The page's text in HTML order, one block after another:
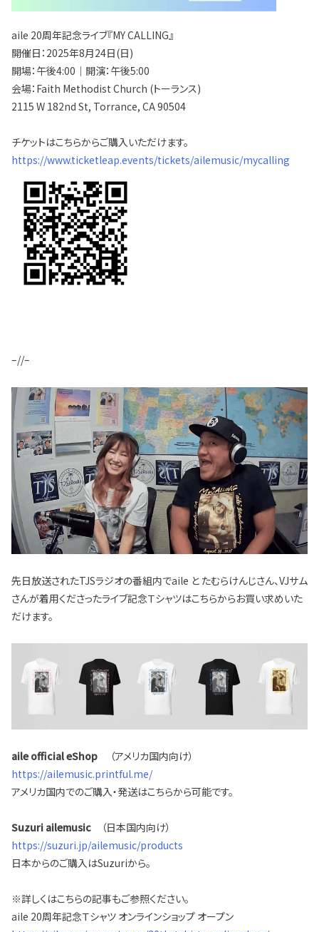
aile 20周年記念ライブ『MY CALLING』
開催日：2025年8月24日(日)
開場：午後4:00｜開演：午後5:00
会場：Faith Methodist Church (トーランス)
2115 W 182nd St, Torrance, CA 90504
チケットはこちらからご購入いただけます。
https://www.ticketleap.events/tickets/ailemusic/mycalling
–//–
先日放送されたTJSラジオの番組内でaile と たむらけんじさん、VJサム
さんが着用くださったライブ記念Ｔシャツはこちらからお買い求めいた
だけます。
aile official eShop
（アメリカ国内向け）
https://ailemusic.printful.me/
アメリカ国内でのご購入・発送はこちらから可能です。
Suzuri ailemusic （日本国内向け）
https://suzuri.jp/ailemusic/products
日本からのご購入はSuzuriから。
※詳しくはこちらの記事もご参照ください。
aile 20周年記念Ｔシャツ オンラインショップ オープン